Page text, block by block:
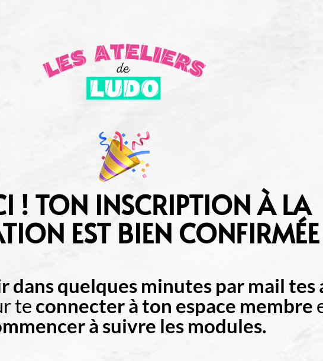
! TON INSCRIPTION À LA
EST BIEN
dans quelques minutes par mail tes
teconnecter à ton espace membre
à suivre les modules.